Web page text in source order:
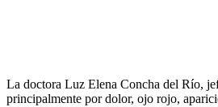
La doctora Luz Elena Concha del Río,
principalmente por dolor, ojo rojo,